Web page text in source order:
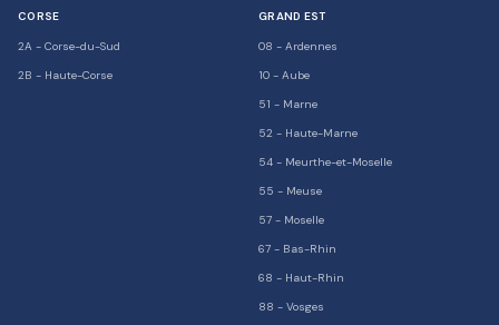
CORSE
2A - Corse-du-Sud
2B - Haute-Corse
GRAND EST
08 - Ardennes
10 - Aube
51 - Marne
52 - Haute-Marne
54 - Meurthe-et-Moselle
55 - Meuse
57 - Moselle
67 - Bas-Rhin
68 - Haut-Rhin
88 - Vosges